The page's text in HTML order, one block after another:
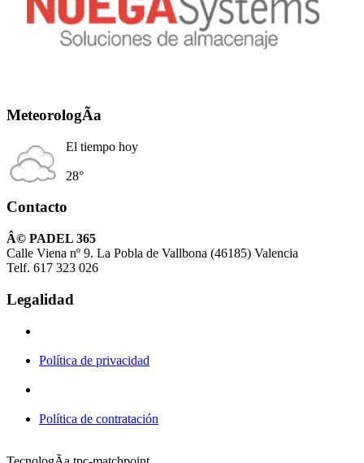
MeteorologÃ­a
El tiempo hoy
28°
Contacto
Â© PADEL 365
Calle Viena nº 9. La Pobla de Vallbona (46185) Valencia
Telf. 617 323 026
Legalidad
Política de privacidad
Política de contratación